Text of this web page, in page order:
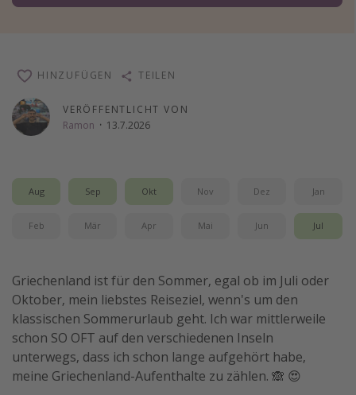
Disneyland Paris
Roadtrips
Wochenendtrip
Strandurlaub
Gruppenreisen
Hotels in Hamburg
Hotels am Achensee
Weitere Themen
Reise Journal
Familienurlaub in der Türkei
VERÖFFENTLICHT VON
Ramon · 13.7.2026
HINZUFÜGEN TEILEN
Aug Sep Okt Nov Dez Jan
Feb Mär Apr Mai Jun Jul
Griechenland ist für den Sommer, egal ob im Juli oder
Oktober, mein liebstes Reiseziel, wenn's um den
klassischen Sommerurlaub geht. Ich war mittlerweile
schon SO OFT auf den verschiedenen Inseln
unterwegs, dass ich schon lange aufgehört habe,
meine Griechenland-Aufenthalte zu zählen. 🙈 😍